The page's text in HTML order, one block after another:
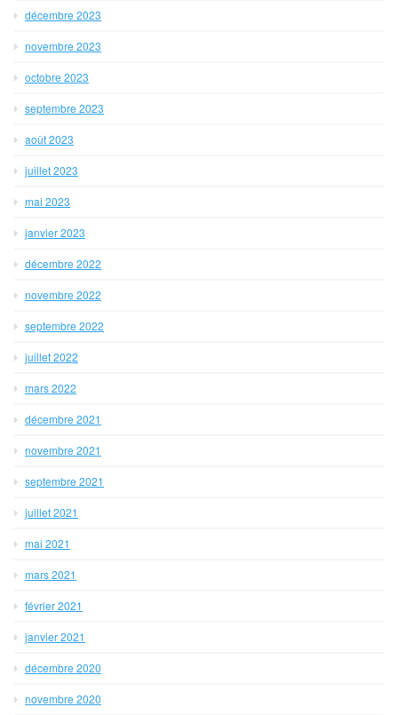
décembre 2023
novembre 2023
octobre 2023
septembre 2023
août 2023
juillet 2023
mai 2023
janvier 2023
décembre 2022
novembre 2022
septembre 2022
juillet 2022
mars 2022
décembre 2021
novembre 2021
septembre 2021
juillet 2021
mai 2021
mars 2021
février 2021
janvier 2021
décembre 2020
novembre 2020